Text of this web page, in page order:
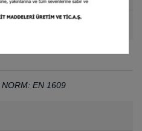
NORM: EN 1609